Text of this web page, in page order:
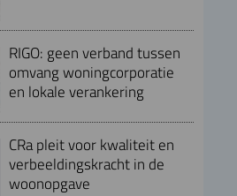
RIGO: geen verband tussen
omvang woningcorporatie
en lokale verankering
CRa pleit voor kwaliteit en
verbeeldingskracht in de
woonopgave